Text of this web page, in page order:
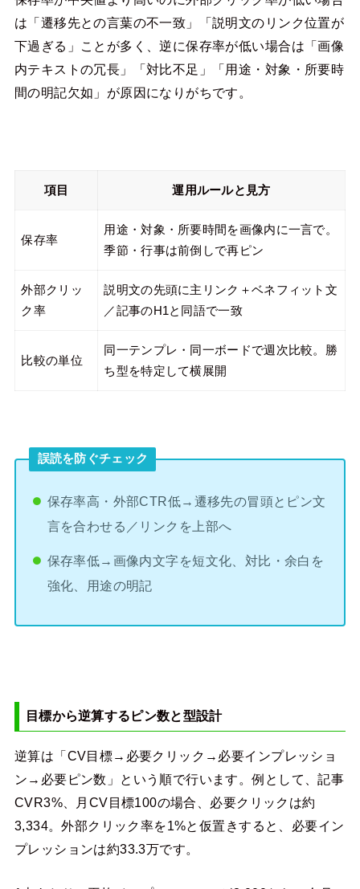
は「遷移先との言葉の不一致」「説明文のリンク位置が
下過ぎる」ことが多く、逆に保存率が低い場合は「画像
内テキストの冗長」「対比不足」「用途・対象・所要時
間の明記欠如」が原因になりがちです。
項目 運用ルールと見方
保存率
用途・対象・所要時間を画像内に一言で。
季節・行事は前倒しで再ピン
外部クリッ
ク率
説明文の先頭に主リンク＋ベネフィット文
／記事のH1と同語で一致
比較の単位
同一テンプレ・同一ボードで週次比較。勝
ち型を特定して横展開
誤読を防ぐチェック
保存率高・外部CTR低→遷移先の冒頭とピン文
言を合わせる／リンクを上部へ
保存率低→画像内文字を短文化、対比・余白を
強化、用途の明記
目標から逆算するピン数と型設計
逆算は「CV目標→必要クリック→必要インプレッショ
ン→必要ピン数」という順で行います。例として、記事
CVR3%、月CV目標100の場合、必要クリックは約
3,334。外部クリック率を1%と仮置きすると、必要イン
プレッションは約33.3万です。